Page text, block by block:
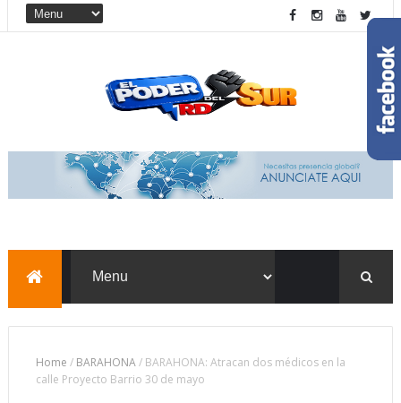
Home / BARAHONA/ BARAHONA: Atracan dos médicos en la
calle Proyecto Barrio 30 de mayo